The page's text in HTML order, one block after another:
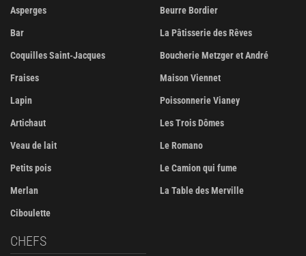
Asperges
Bar
Coquilles Saint-Jacques
Fraises
Lapin
Artichaut
Veau de lait
Petits pois
Merlan
Ciboulette
Beurre Bordier
La Pâtisserie des Rêves
Boucherie Metzger et André
Maison Viennet
Poissonnerie Vianey
Les Trois Dômes
Le Romano
Le Camion qui fume
La Table des Merville
CHEFS